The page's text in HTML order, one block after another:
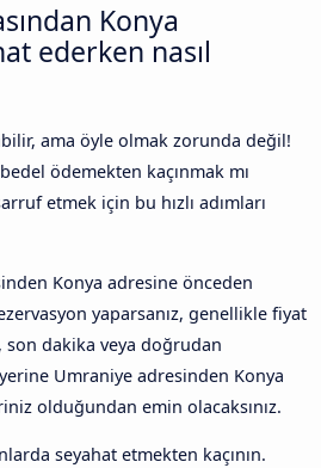
Konya
ederken nasıl
ama öyle olmak zorunda değil!
ödemekten kaçınmak mı
etmek için bu hızlı adımları
Konya adresine önceden
yaparsanız, genellikle fiyat
son dakika veya doğrudan
Umraniye adresinden Konya
olduğundan emin olacaksınız.
seyahat etmekten kaçının.